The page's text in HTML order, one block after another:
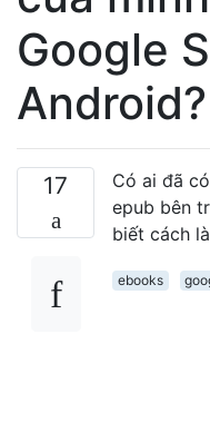
Google
Android?
17
Có ai đã
epub bên
biết cách
ebooks